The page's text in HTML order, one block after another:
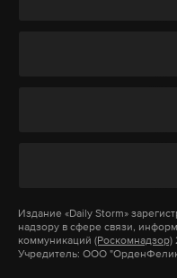
В январе 2017 года в
размещении
РФ будут
Северо-восточные
подписанному в мае
июня российское
человеческого
сообщников по делу
По версии следствия,
сообщники
Издание «Daily Storm»
надзору в сфере связи,
коммуникаций (Роскомнадзор)
Учредитель: ООО